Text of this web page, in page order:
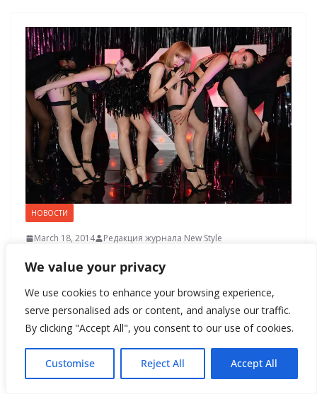
We value your privacy
We use cookies to enhance your browsing experience,
serve personalised ads or content, and analyse our traffic.
By clicking "Accept All", you consent to our use of cookies.
Customise Reject All Accept All
НОВОСТИ
March 18, 2014 Редакция журнала New Style
Кайли Миноуг объявила даты
своего британского тура
Кайли Миноуг отправится в
новый тур по Европе. Так,
например, свои шоу в